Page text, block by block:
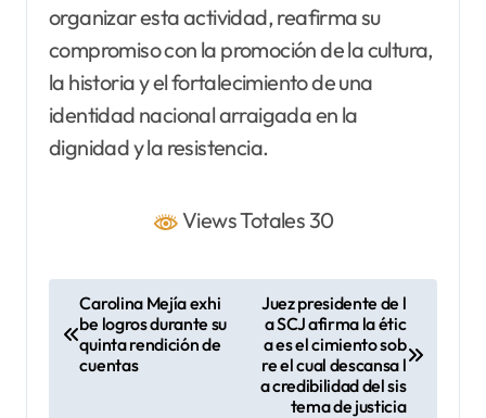
organizar esta actividad, reafirma su
compromiso con la promoción de la cultura,
la historia y el fortalecimiento de una
identidad nacional arraigada en la
dignidad y la resistencia.
Views Totales 30
Carolina Mejía exhi
be logros durante su
quinta rendición de
cuentas
Juez presidente de l
a SCJ afirma la étic
a es el cimiento sob
re el cual descansa l
a credibilidad del sis
tema de justicia